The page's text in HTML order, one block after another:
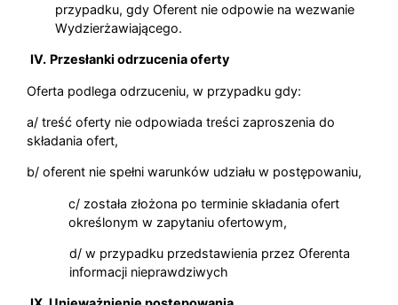
przypadku, gdy Oferent nie odpowie na wezwanie
Wydzierżawiającego.
IV. Przesłanki odrzucenia oferty
Oferta podlega odrzuceniu, w przypadku gdy:
a/ treść oferty nie odpowiada treści zaproszenia do
składania ofert,
b/ oferent nie spełni warunków udziału w postępowaniu,
c/ została złożona po terminie składania ofert
określonym w zapytaniu ofertowym,
d/ w przypadku przedstawienia przez Oferenta
informacji nieprawdziwych